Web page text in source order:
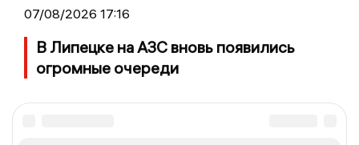
07/08/2026 17:16
В Липецке на АЗС вновь появились
огромные очереди